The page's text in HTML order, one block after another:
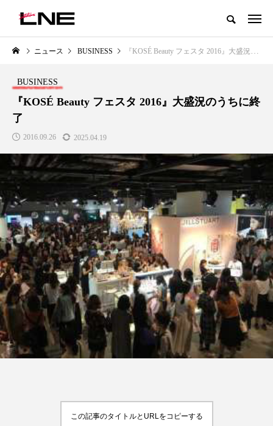
グローバルビューティ＆ヘルスケアビジネス誌
LIFESTYLE
SNSの「加工顔」と美容医療｜AI
がもたらす可能性とこれから
2026.07.13
BUSINESS
GWI調査から読み解く2030年の
都市型スパ――身近なウェルネ
の次世代モデル
2026.08.06
FEATURED 注目の企画
TAG LIST タグ一覧
ニュース BUSINESS 『KOSÉ Beauty フェスタ 2016』大盛況のうちに終了
BUSINESS
『KOSÉ Beauty フェスタ 2016』大盛況のうちに終
了
2016.09.26 2025.04.19
この記事のタイトルとURLをコピーする